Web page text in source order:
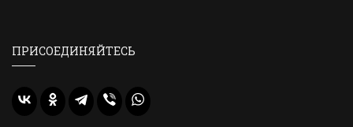
ПРИСОЕДИНЯЙТЕСЬ